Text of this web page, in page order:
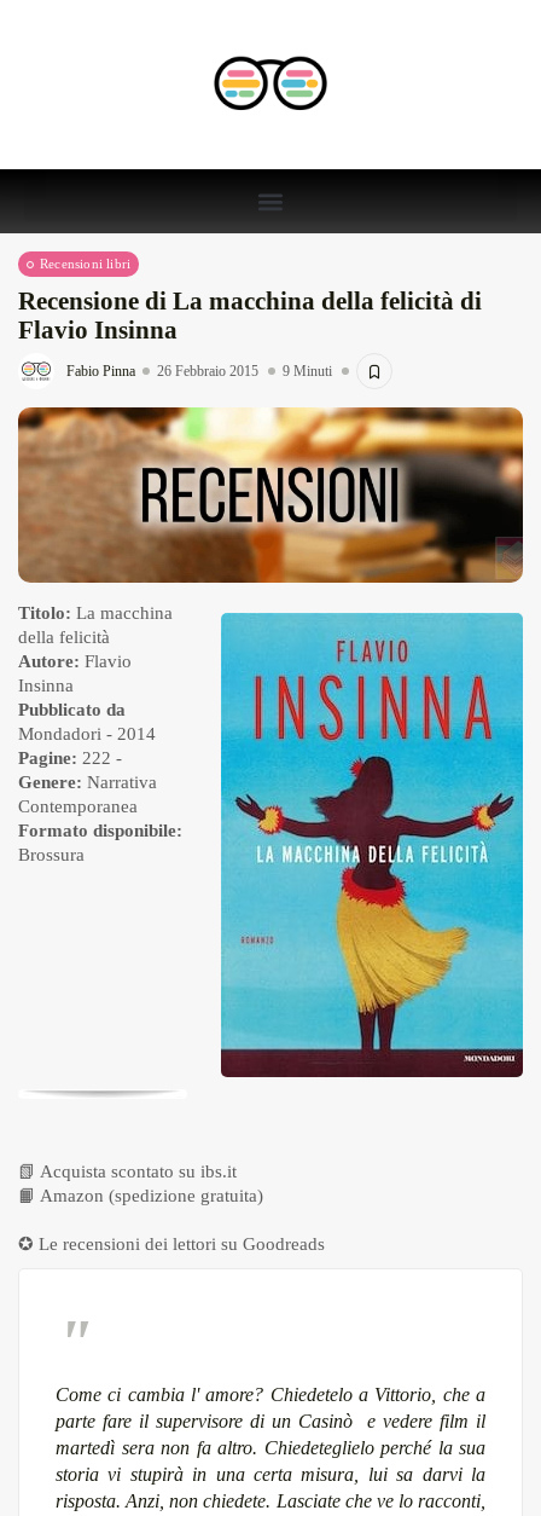
Recensioni libri
Recensione di La macchina della felicità di
Flavio Insinna
Fabio Pinna 26 Febbraio 2015 9 Minuti
Titolo: La macchina
della felicità
Autore: Flavio
Insinna
Pubblicato da
Mondadori - 2014
Pagine: 222 -
Genere: Narrativa
Contemporanea
Formato disponibile:
Brossura
📗 Acquista scontato su ibs.it
📙 Amazon (spedizione gratuita)
✪ Le recensioni dei lettori su Goodreads
Come ci cambia l' amore? Chiedetelo a Vittorio, che a
parte fare il supervisore di un Casinò e vedere film il
martedì sera non fa altro. Chiedeteglielo perché la sua
storia vi stupirà in una certa misura, lui sa darvi la
risposta. Anzi, non chiedete. Lasciate che ve lo racconti,